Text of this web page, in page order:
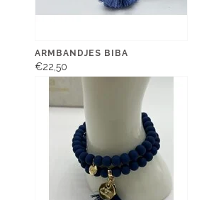
ARMBANDJES BIBA
€22,50